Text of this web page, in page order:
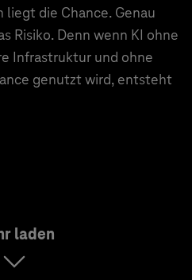
liegt die Chance. Genau
Risiko. Denn wenn KI ohne
Infrastruktur und ohne
genutzt wird, entsteht
laden